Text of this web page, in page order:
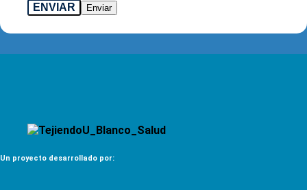
ENVIAR
Un proyecto desarrollado por: